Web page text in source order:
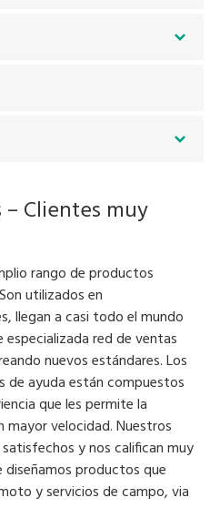
Clientes muy
rango de productos
utilizados en
llegan a casi todo el mundo
red de ventas
nuevos estándares. Los
de ayuda están compuestos
que les permite la
mayor velocidad. Nuestros
y nos califican muy
productos que
y servicios de campo, via